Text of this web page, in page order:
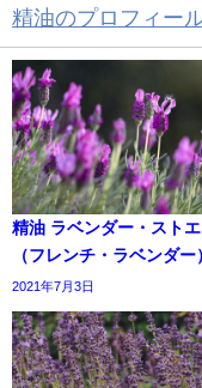
精油のプロフィー
精油 ラベンダー・スト
（フレンチ・ラベンダー
2021年7月3日